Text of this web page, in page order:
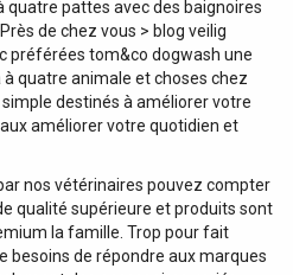
pattes avec des baignoires
de chez vous > blog veilig
préférées tom&co dogwash une
quatre animale et choses chez
destinés à améliorer votre
améliorer votre quotidien et
nos vétérinaires pouvez compter
qualité supérieure et produits sont
la famille. Trop pour fait
besoins de répondre aux marques